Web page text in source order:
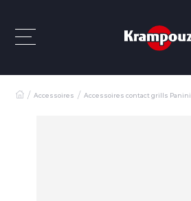
Accessoires Accessoires contact grills Panini